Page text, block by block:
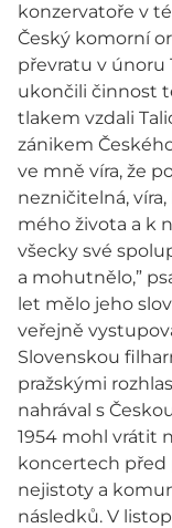
konzervatoře v
Český komorní
převratu v únoru
ukončili činnost
tlakem vzdali
zánikem
ve mně víra, že
nezničitelná,
mého života a k
všecky své
a mohutnělo,”
let mělo jeho
veřejně
Slovenskou
pražskými
nahrával s
1954 mohl vrátit
koncertech před
nejistoty a
následků. V